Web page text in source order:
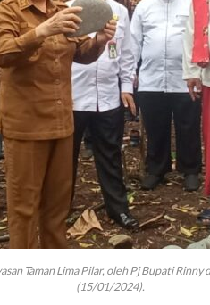
Taman Lima Pilar, oleh Pj Bupati
(15/01/2024).